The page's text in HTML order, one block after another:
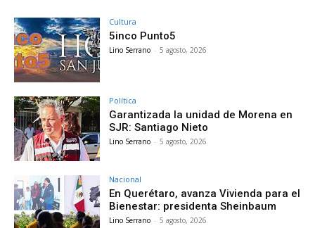
Cultura
5inco Punto5
Lino Serrano - 5 agosto, 2026
Política
Garantizada la unidad de Morena en
SJR: Santiago Nieto
Lino Serrano - 5 agosto, 2026
Nacional
En Querétaro, avanza Vivienda para el
Bienestar: presidenta Sheinbaum
Lino Serrano - 5 agosto, 2026